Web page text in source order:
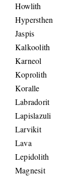
Howlith
Hypersthen
Jaspis
Kalkoolith
Karneol
Koprolith
Koralle
Labradorit
Lapislazuli
Larvikit
Lava
Lepidolith
Magnesit